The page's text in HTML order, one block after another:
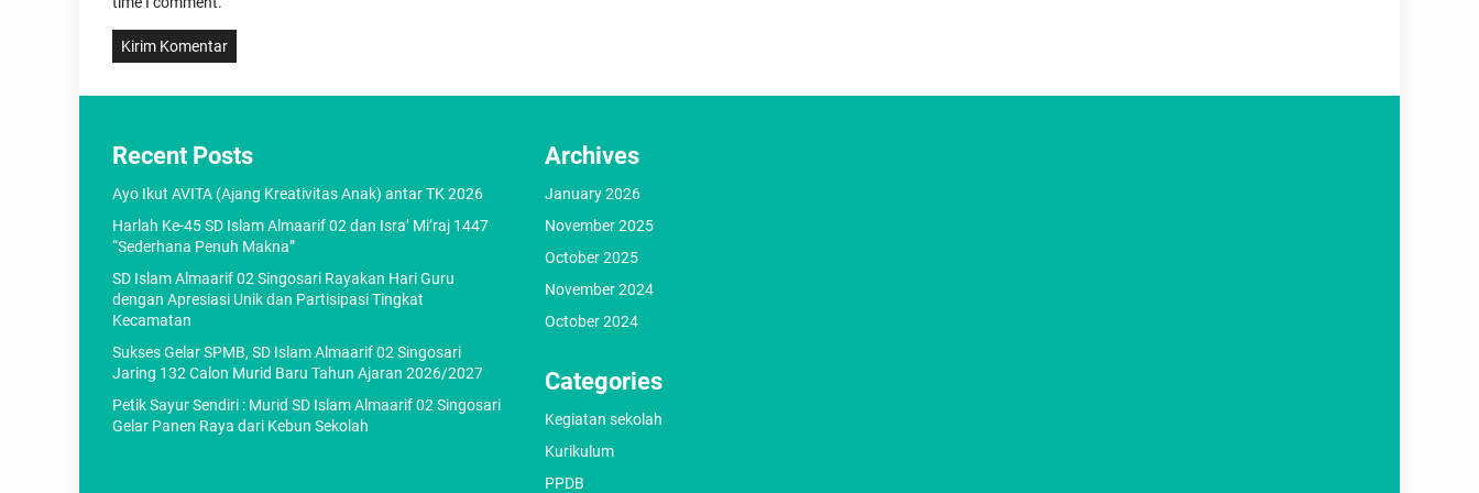
Recent Posts
Ayo Ikut AVITA (Ajang Kreativitas Anak) antar TK 2026
Harlah Ke-45 SD Islam Almaarif 02 dan Isra’ Mi’raj 1447
“Sederhana Penuh Makna”
SD Islam Almaarif 02 Singosari Rayakan Hari Guru
dengan Apresiasi Unik dan Partisipasi Tingkat
Kecamatan
Sukses Gelar SPMB, SD Islam Almaarif 02 Singosari
Jaring 132 Calon Murid Baru Tahun Ajaran 2026/2027
Petik Sayur Sendiri : Murid SD Islam Almaarif 02 Singosari
Gelar Panen Raya dari Kebun Sekolah
Archives
January 2026
November 2025
October 2025
November 2024
October 2024
Categories
Kegiatan sekolah
Kurikulum
PPDB